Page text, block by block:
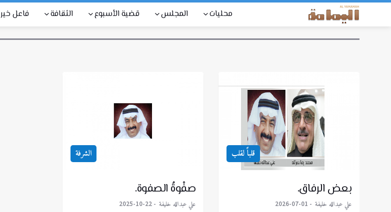
محليات المجلس قضية الأسبوع الثقافة فاعل خير
قلباً لقلب
بعض الرفاق.
علي عبدالله خليفة 2026-07-01
الشرفة
صفْوةُ الصفوة.
علي عبدالله خليفة 2025-10-22